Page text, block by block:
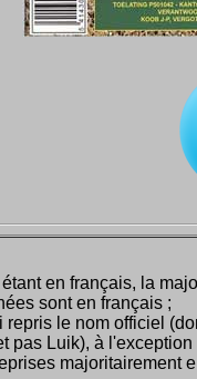
en français, la
sont en français ;
repris le nom officiel
pas Luik), à l'exception
majoritairement